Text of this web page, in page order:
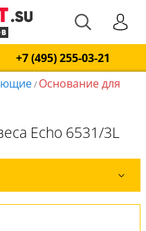
+7 (495) 255-03-21
/ Основание для
Echo 6531/3L